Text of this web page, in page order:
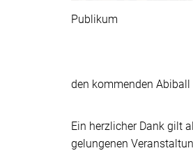
Publikum
den kommenden Abiball
Ein herzlicher Dank gilt
gelungenen